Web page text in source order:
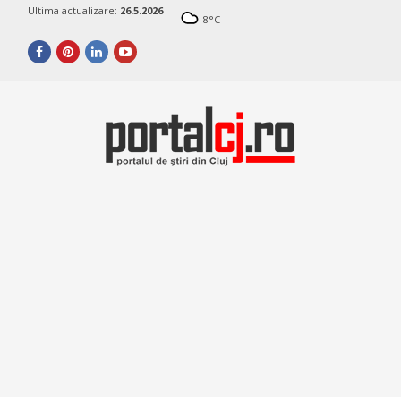
Ultima actualizare: 26.5.2026
8°C